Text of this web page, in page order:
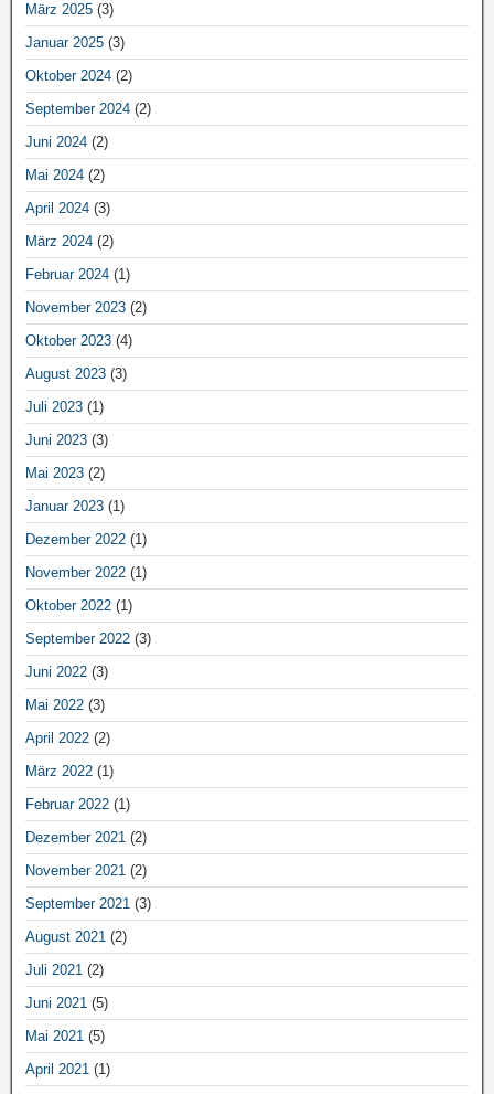
März 2025 (3)
Januar 2025 (3)
Oktober 2024 (2)
September 2024 (2)
Juni 2024 (2)
Mai 2024 (2)
April 2024 (3)
März 2024 (2)
Februar 2024 (1)
November 2023 (2)
Oktober 2023 (4)
August 2023 (3)
Juli 2023 (1)
Juni 2023 (3)
Mai 2023 (2)
Januar 2023 (1)
Dezember 2022 (1)
November 2022 (1)
Oktober 2022 (1)
September 2022 (3)
Juni 2022 (3)
Mai 2022 (3)
April 2022 (2)
März 2022 (1)
Februar 2022 (1)
Dezember 2021 (2)
November 2021 (2)
September 2021 (3)
August 2021 (2)
Juli 2021 (2)
Juni 2021 (5)
Mai 2021 (5)
April 2021 (1)